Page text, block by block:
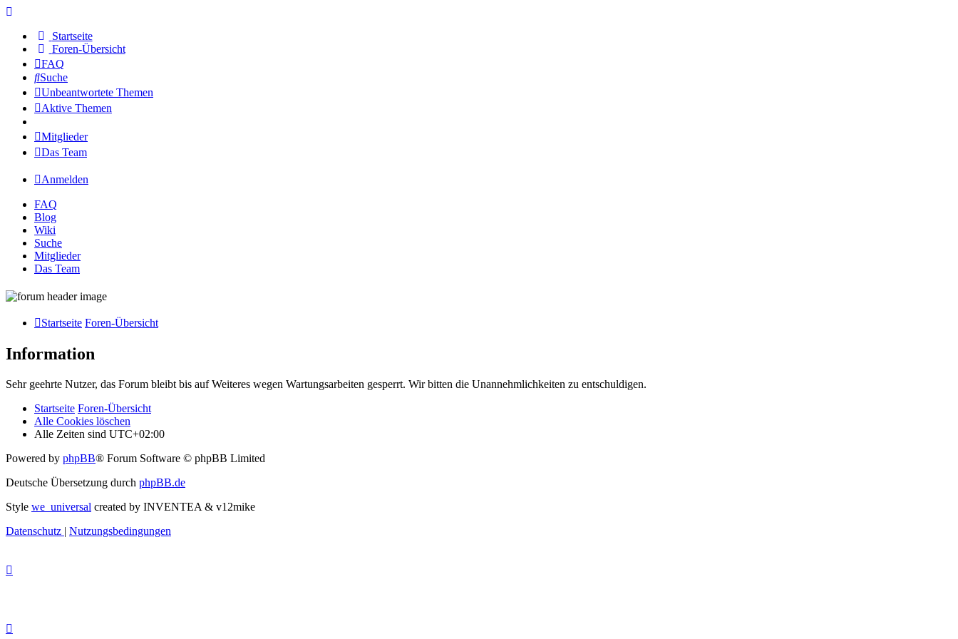
Startseite
Foren-Übersicht
FAQ
Suche
Unbeantwortete Themen
Aktive Themen
Mitglieder
Das Team
Anmelden
FAQ
Blog
Wiki
Suche
Mitglieder
Das Team
Startseite Foren-Übersicht
Information
Sehr geehrte Nutzer, das Forum bleibt bis auf Weiteres wegen Wartungsarbeiten gesperrt. Wir bitten die Unannehmlichkeiten zu entschuldigen.
Startseite Foren-Übersicht
Alle Cookies löschen
Alle Zeiten sind UTC+02:00
Powered by phpBB® Forum Software © phpBB Limited
Deutsche Übersetzung durch phpBB.de
Style we_universal created by INVENTEA & v12mike
Datenschutz | Nutzungsbedingungen